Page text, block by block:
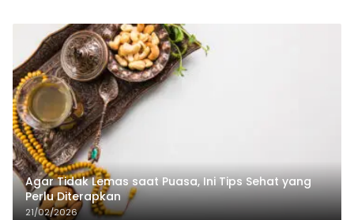
Agar Tidak Lemas saat Puasa, Ini Tips Sehat yang
Perlu Diterapkan
21/02/2026